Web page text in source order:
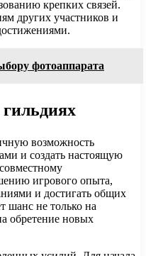
крепких связей.
других участников и
фотоаппарата
возможность
и создать настоящую
игрового опыта,
и достигать общих
шанс не только на
обретение новых